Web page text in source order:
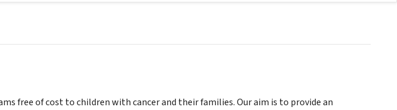
free of cost to children with cancer and their families. Our aim is to provide an